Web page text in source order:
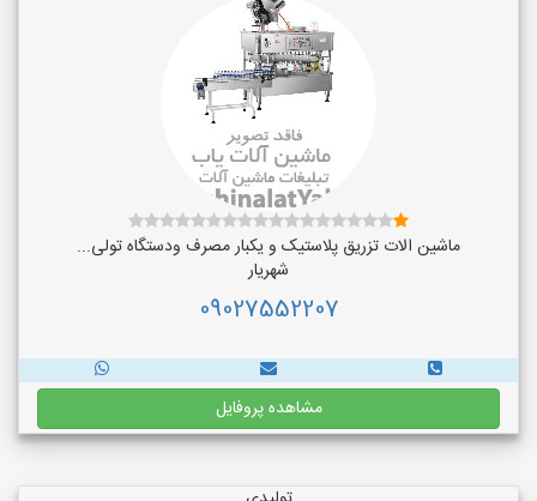
ماشین الات تزریق پلاستیک و یکبار مصرف ودستگاه تولی...
شهریار
09027552207
مشاهده پروفایل